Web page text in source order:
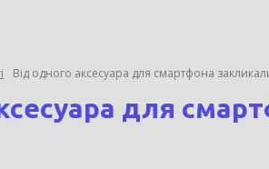
Від одного аксесуара для смартфона
для